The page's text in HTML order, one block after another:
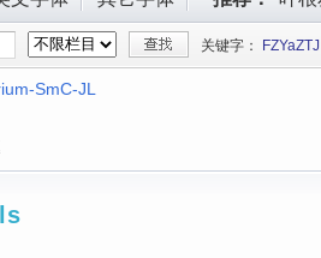
关键字： FZYaZTJ
SmC-JL